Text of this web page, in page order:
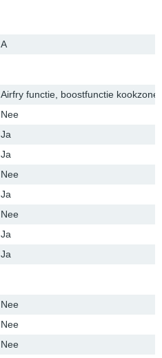
A
Airfry functie, boostfunctie
Nee
Ja
Ja
Nee
Ja
Nee
Ja
Ja
Nee
Nee
Nee